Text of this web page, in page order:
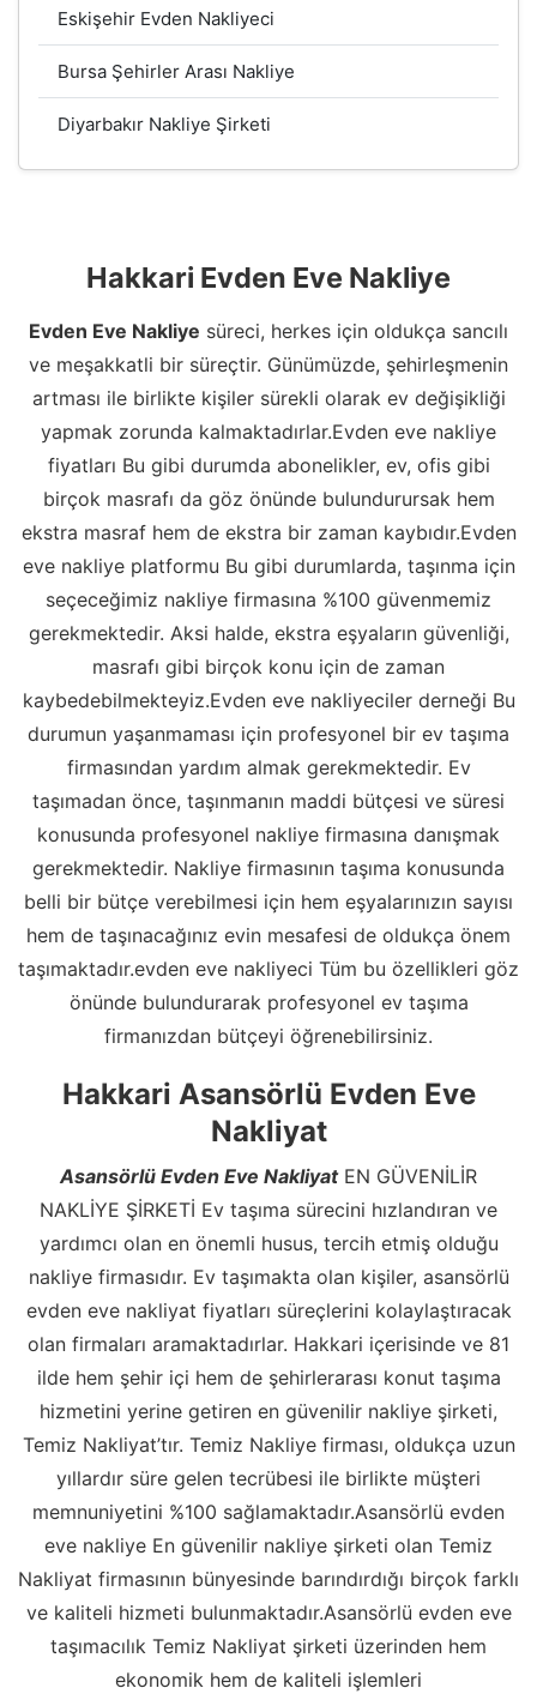
Eskişehir Evden Nakliyeci
Bursa Şehirler Arası Nakliye
Diyarbakır Nakliye Şirketi
Hakkari Evden Eve Nakliye
Evden Eve Nakliye süreci, herkes için oldukça sancılı
ve meşakkatli bir süreçtir. Günümüzde, şehirleşmenin
artması ile birlikte kişiler sürekli olarak ev değişikliği
yapmak zorunda kalmaktadırlar.Evden eve nakliye
fiyatları Bu gibi durumda abonelikler, ev, ofis gibi
birçok masrafı da göz önünde bulundurursak hem
ekstra masraf hem de ekstra bir zaman kaybıdır.Evden
eve nakliye platformu Bu gibi durumlarda, taşınma için
seçeceğimiz nakliye firmasına %100 güvenmemiz
gerekmektedir. Aksi halde, ekstra eşyaların güvenliği,
masrafı gibi birçok konu için de zaman
kaybedebilmekteyiz.Evden eve nakliyeciler derneği Bu
durumun yaşanmaması için profesyonel bir ev taşıma
firmasından yardım almak gerekmektedir. Ev
taşımadan önce, taşınmanın maddi bütçesi ve süresi
konusunda profesyonel nakliye firmasına danışmak
gerekmektedir. Nakliye firmasının taşıma konusunda
belli bir bütçe verebilmesi için hem eşyalarınızın sayısı
hem de taşınacağınız evin mesafesi de oldukça önem
taşımaktadır.evden eve nakliyeci Tüm bu özellikleri göz
önünde bulundurarak profesyonel ev taşıma
firmanızdan bütçeyi öğrenebilirsiniz.
Hakkari Asansörlü Evden Eve
Nakliyat
Asansörlü Evden Eve Nakliyat EN GÜVENİLİR
NAKLİYE ŞİRKETİ Ev taşıma sürecini hızlandıran ve
yardımcı olan en önemli husus, tercih etmiş olduğu
nakliye firmasıdır. Ev taşımakta olan kişiler, asansörlü
evden eve nakliyat fiyatları süreçlerini kolaylaştıracak
olan firmaları aramaktadırlar. Hakkari içerisinde ve 81
ilde hem şehir içi hem de şehirlerarası konut taşıma
hizmetini yerine getiren en güvenilir nakliye şirketi,
Temiz Nakliyat’tır. Temiz Nakliye firması, oldukça uzun
yıllardır süre gelen tecrübesi ile birlikte müşteri
memnuniyetini %100 sağlamaktadır.Asansörlü evden
eve nakliye En güvenilir nakliye şirketi olan Temiz
Nakliyat firmasının bünyesinde barındırdığı birçok farklı
ve kaliteli hizmeti bulunmaktadır.Asansörlü evden eve
taşımacılık Temiz Nakliyat şirketi üzerinden hem
ekonomik hem de kaliteli işlemleri